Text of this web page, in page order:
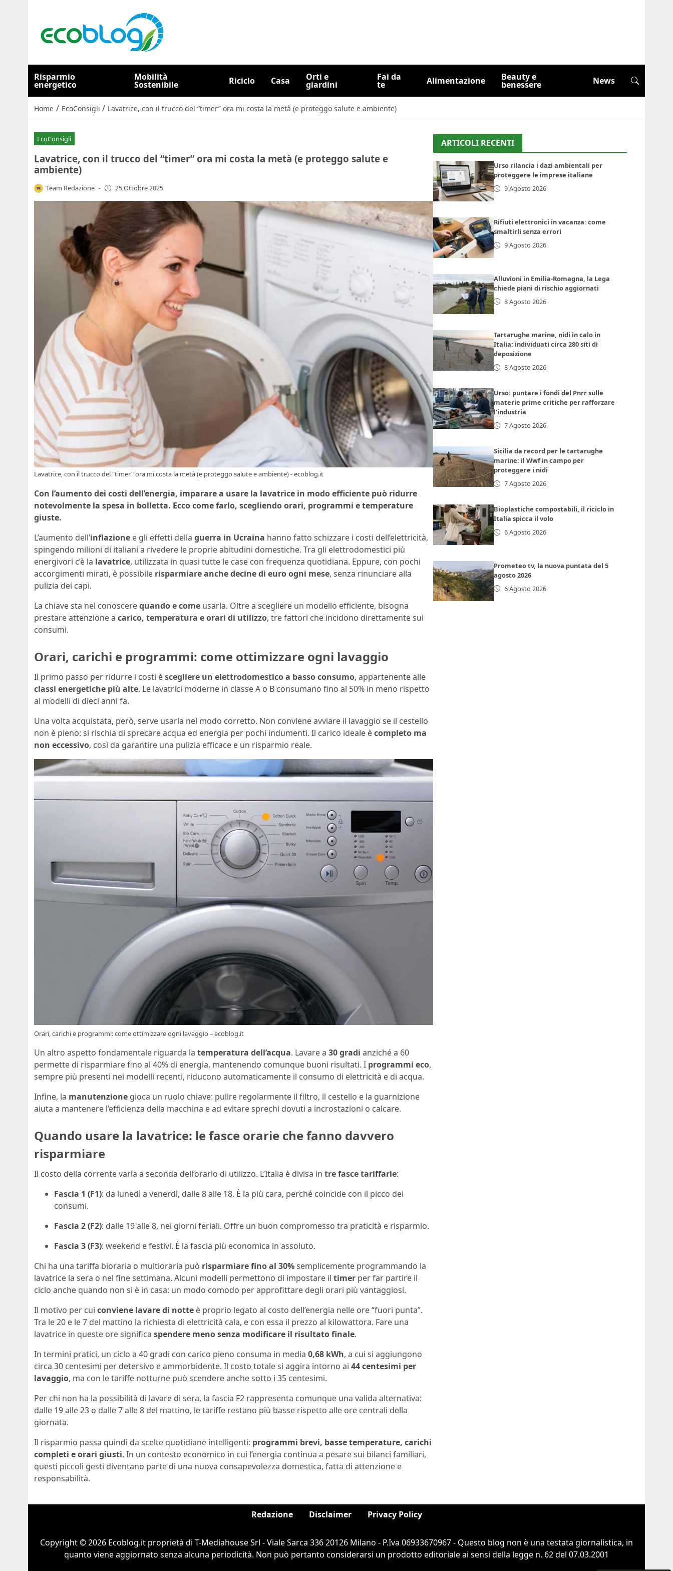
Risparmio
energetico
Mobilità
Sostenibile Riciclo Casa Orti e
giardini
Fai da
te Alimentazione Beauty e
benessere News
Home / EcoConsigli / Lavatrice, con il trucco del “timer” ora mi costa la metà (e proteggo salute e ambiente)
EcoConsigli
Lavatrice, con il trucco del “timer” ora mi costa la metà (e proteggo salute e
ambiente)
Team Redazione - 25 Ottobre 2025
Lavatrice, con il trucco del "timer" ora mi costa la metà (e proteggo salute e ambiente) - ecoblog.it
Con l’aumento dei costi dell’energia, imparare a usare la lavatrice in modo efficiente può ridurre
notevolmente la spesa in bolletta. Ecco come farlo, scegliendo orari, programmi e temperature
giuste.
L’aumento dell’inflazione e gli effetti della guerra in Ucraina hanno fatto schizzare i costi dell’elettricità,
spingendo milioni di italiani a rivedere le proprie abitudini domestiche. Tra gli elettrodomestici più
energivori c’è la lavatrice, utilizzata in quasi tutte le case con frequenza quotidiana. Eppure, con pochi
accorgimenti mirati, è possibile risparmiare anche decine di euro ogni mese, senza rinunciare alla
pulizia dei capi.
La chiave sta nel conoscerequando e come usarla. Oltre a scegliere un modello efficiente, bisogna
prestare attenzione a carico, temperatura e orari di utilizzo, tre fattori che incidono direttamente sui
consumi.
Orari, carichi e programmi: come ottimizzare ogni lavaggio
Il primo passo per ridurre i costi èscegliere un elettrodomestico a basso consumo, appartenente alle
classi energetiche più alte. Le lavatrici moderne in classe A o B consumano fino al 50% in meno rispetto
ai modelli di dieci anni fa.
Una volta acquistata, però, serve usarla nel modo corretto. Non conviene avviare il lavaggio se il cestello
non è pieno: si rischia di sprecare acqua ed energia per pochi indumenti. Il carico ideale ècompleto ma
non eccessivo, così da garantire una pulizia efficace e un risparmio reale.
Orari, carichi e programmi: come ottimizzare ogni lavaggio – ecoblog.it
Un altro aspetto fondamentale riguarda la temperatura dell’acqua. Lavare a 30 gradi anziché a 60
permette di risparmiare fino al 40% di energia, mantenendo comunque buoni risultati. I programmi eco,
sempre più presenti nei modelli recenti, riducono automaticamente il consumo di elettricità e di acqua.
Infine, la manutenzione gioca un ruolo chiave: pulire regolarmente il filtro, il cestello e la guarnizione
aiuta a mantenere l’efficienza della macchina e ad evitare sprechi dovuti a incrostazioni o calcare.
Quando usare la lavatrice: le fasce orarie che fanno davvero
risparmiare
Il costo della corrente varia a seconda dell’orario di utilizzo. L’Italia è divisa in tre fasce tariffarie:
Fascia 1 (F1): da lunedì a venerdì, dalle 8 alle 18. È la più cara, perché coincide con il picco dei
consumi.
Fascia 2 (F2): dalle 19 alle 8, nei giorni feriali. Offre un buon compromesso tra praticità e risparmio.
Fascia 3 (F3): weekend e festivi. È la fascia più economica in assoluto.
Chi ha una tariffa bioraria o multioraria può risparmiare fino al 30%semplicemente programmando la
lavatrice la sera o nel fine settimana. Alcuni modelli permettono di impostare il timer per far partire il
ciclo anche quando non si è in casa: un modo comodo per approfittare degli orari più vantaggiosi.
Il motivo per cui conviene lavare di notte è proprio legato al costo dell’energia nelle ore “fuori punta”.
Tra le 20 e le 7 del mattino la richiesta di elettricità cala, e con essa il prezzo al kilowattora. Fare una
lavatrice in queste ore significa spendere meno senza modificare il risultato finale.
In termini pratici, un ciclo a 40 gradi con carico pieno consuma in media 0,68 kWh, a cui si aggiungono
circa 30 centesimi per detersivo e ammorbidente. Il costo totale si aggira intorno ai 44 centesimi per
lavaggio, ma con le tariffe notturne può scendere anche sotto i 35 centesimi.
Per chi non ha la possibilità di lavare di sera, la fascia F2 rappresenta comunque una valida alternativa:
dalle 19 alle 23 o dalle 7 alle 8 del mattino, le tariffe restano più basse rispetto alle ore centrali della
giornata.
Il risparmio passa quindi da scelte quotidiane intelligenti: programmi brevi, basse temperature, carichi
completi e orari giusti. In un contesto economico in cui l’energia continua a pesare sui bilanci familiari,
questi piccoli gesti diventano parte di una nuova consapevolezza domestica, fatta di attenzione e
responsabilità.
ARTICOLI RECENTI
Urso rilancia i dazi ambientali per
proteggere le imprese italiane
9 Agosto 2026
Rifiuti elettronici in vacanza: come
smaltirli senza errori
9 Agosto 2026
Alluvioni in Emilia-Romagna, la Lega
chiede piani di rischio aggiornati
8 Agosto 2026
Tartarughe marine, nidi in calo in
Italia: individuati circa 280 siti di
deposizione
8 Agosto 2026
Urso: puntare i fondi del Pnrr sulle
materie prime critiche per rafforzare
l’industria
7 Agosto 2026
Sicilia da record per le tartarughe
marine: il Wwf in campo per
proteggere i nidi
7 Agosto 2026
Bioplastiche compostabili, il riciclo in
Italia spicca il volo
6 Agosto 2026
Prometeo tv, la nuova puntata del 5
agosto 2026
6 Agosto 2026
Redazione Disclaimer Privacy Policy
Copyright © 2026 Ecoblog.it proprietà di T-Mediahouse Srl - Viale Sarca 336 20126 Milano - P.Iva 06933670967 - Questo blog non è una testata giornalistica, in
quanto viene aggiornato senza alcuna periodicità. Non può pertanto considerarsi un prodotto editoriale ai sensi della legge n. 62 del 07.03.2001